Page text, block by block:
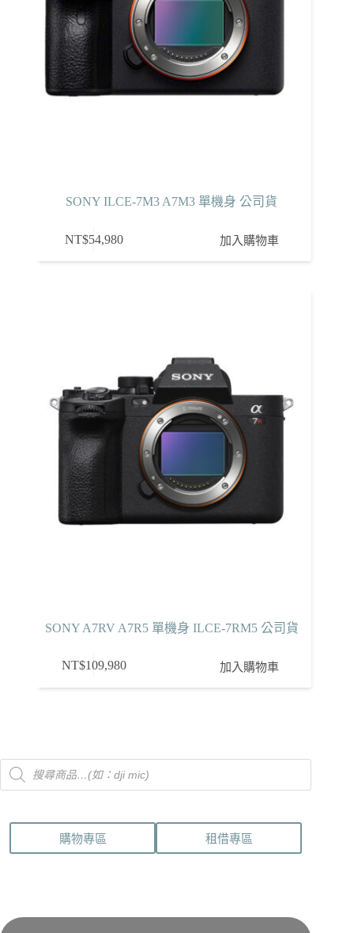
SONY ILCE-7M3 A7M3 單機身 公司貨
NT$54,980 加入購物車
SONY A7RV A7R5 單機身 ILCE-7RM5 公司貨
NT$109,980 加入購物車
Products
search
購物專區 租借專區